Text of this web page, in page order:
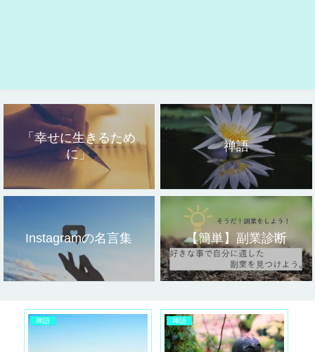
「幸せに生きるため
に」
禅語
Instagramの名言集 【簡単】副業診断
禅語 禅語